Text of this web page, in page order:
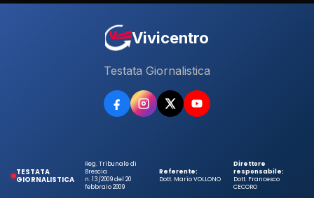
Vivicentro
Testata Giornalistica
TESTATA
GIORNALISTICA
Reg. Tribunale di
Brescia
n. 13/2009 del 20
febbraio 2009
Referente:
Dott. Mario VOLLONO
Direttore
responsabile:
Dott. Francesco
CECORO